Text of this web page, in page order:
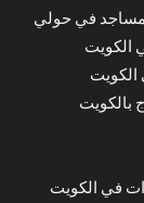
الكويت
بالكويت